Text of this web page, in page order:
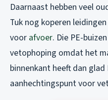
Daarnaast hebben veel
Tuk nog koperen
voor afvoer. Die PE-
vetophoping omdat het
binnenkant heeft dan glad
aanhechtingspunt voor